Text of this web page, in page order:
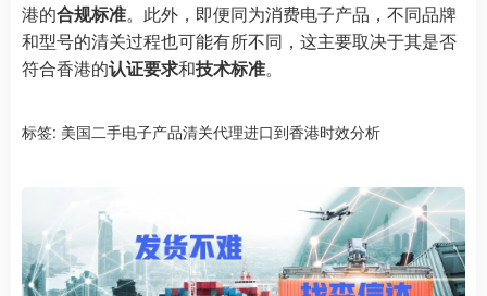
港的合规标准。此外，即便同为消费电子产品，不同品牌
和型号的清关过程也可能有所不同，这主要取决于其是否
符合香港的认证要求和技术标准。
标签: 美国二手电子产品清关代理进口到香港时效分析